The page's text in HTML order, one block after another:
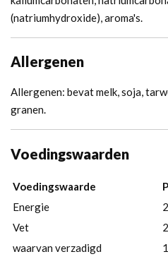
(natriumhydroxide), aroma's.
Allergenen
Allergenen: bevat melk, soja,
granen.
Voedingswaarden
Voedingswaarde
Energie
Vet
waarvan verzadigd